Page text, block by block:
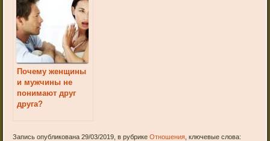
Почему женщины
и мужчины не
понимают друг
друга?
Запись опубликована 29/03/2019, в рубрикеОтношения , ключевые слова: